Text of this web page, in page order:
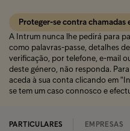
Proteger-se contra chamadas
A Intrum nunca lhe pedirá para
como palavras-passe, detalhes
verificação, por telefone, e-mail
deste género, não responda.
aceda à sua conta clicando em
se tem um caso connosco e
PARTICULARES EMPRESAS